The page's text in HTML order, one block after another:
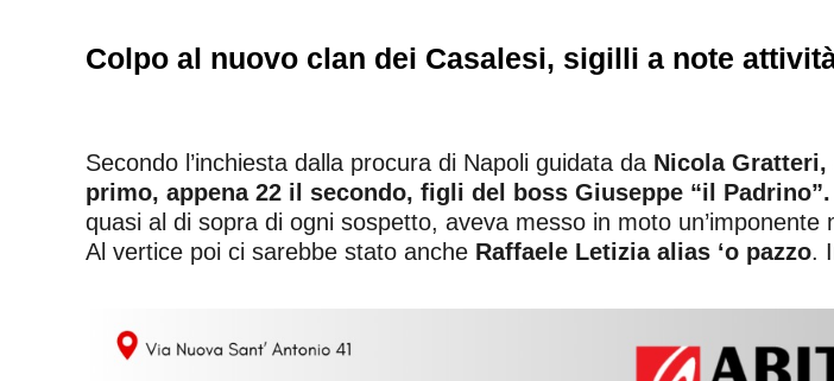
Colpo al nuovo clan dei Casalesi, sigilli a note
Secondo l’inchiesta dalla procura di Napoli guidata da Nicola Gratteri,
primo, appena 22 il secondo, figli del boss Giuseppe “il Padrino”.
quasi al di sopra di ogni sospetto, aveva messo in moto
Al vertice poi ci sarebbe stato anche Raffaele Letizia alias ‘o pazzo.